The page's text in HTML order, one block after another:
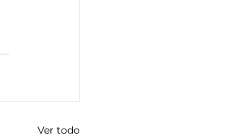
Ver todo